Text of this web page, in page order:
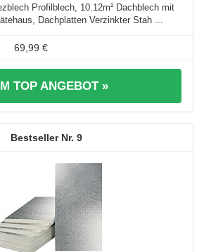
Profilblech, 10.12m² Dachblech mit
Dachplatten Verzinkter Stah ...
69,99 €
TOP ANGEBOT »
9